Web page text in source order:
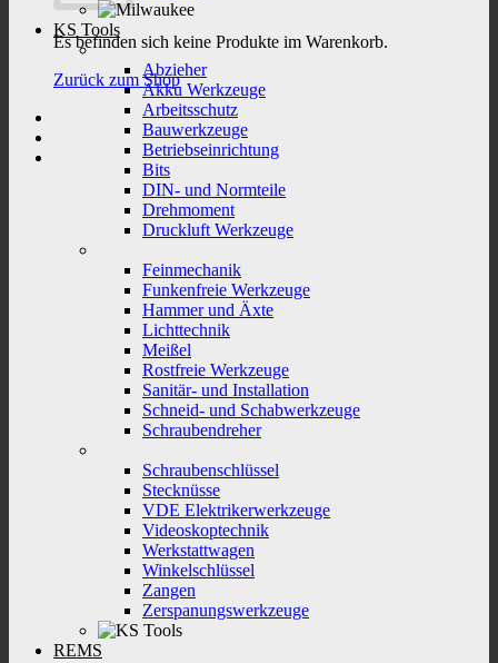
Es befinden sich keine Produkte im Warenkorb.
Zurück zum Shop
KS Tools
Abzieher
Akku Werkzeuge
Arbeitsschutz
Bauwerkzeuge
Betriebseinrichtung
Bits
DIN- und Normteile
Drehmoment
Druckluft Werkzeuge
Feinmechanik
Funkenfreie Werkzeuge
Hammer und Äxte
Lichttechnik
Meißel
Rostfreie Werkzeuge
Sanitär- und Installation
Schneid- und Schabwerkzeuge
Schraubendreher
Schraubenschlüssel
Stecknüsse
VDE Elektrikerwerkzeuge
Videoskoptechnik
Werkstattwagen
Winkelschlüssel
Zangen
Zerspanungswerkzeuge
REMS